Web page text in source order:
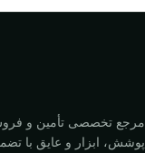
مرجع تخصصی تأمین و
پوشش، ابزار و عایق با